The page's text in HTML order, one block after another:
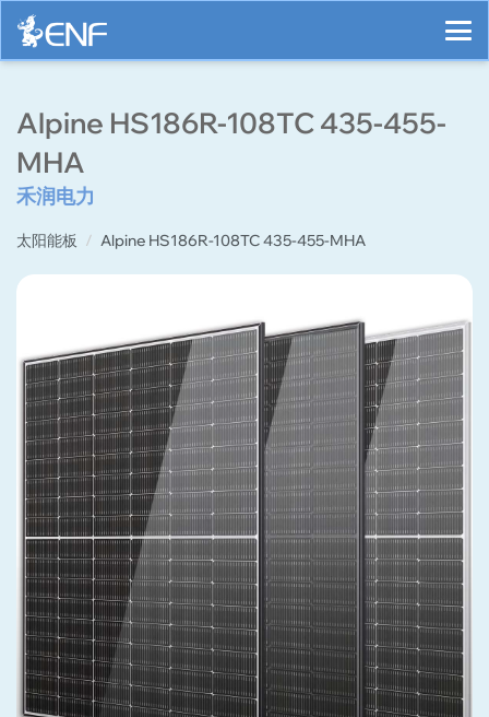
Alpine HS186R-108TC 435-455-
MHA
禾润电力
太阳能板 Alpine HS186R-108TC 435-455-MHA